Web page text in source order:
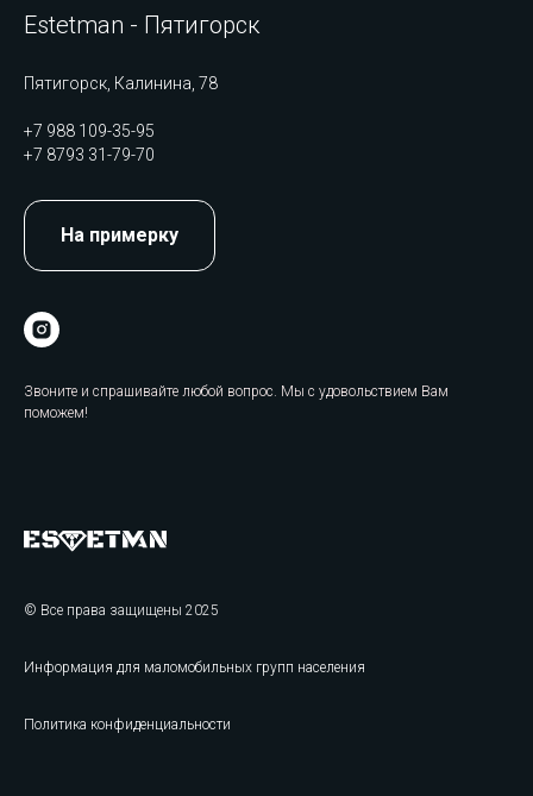
Estetman - Пятигорск
Пятигорск, Калинина, 78
+7 988 109-35-95
+7 8793 31-79-70
На примерку
Звоните и спрашивайте любой вопрос. Мы с удовольствием Вам
поможем!
© Все права защищены 2025
Информация для маломобильных групп населения
Политика конфиденциальности